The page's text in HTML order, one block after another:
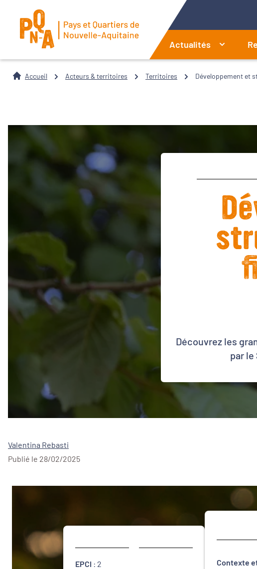
Actualités
Accueil Acteurs & territoires Territoires Développement et
Découvrez les
par
Valentina Rebasti
Publié le 28/02/2025
EPCI : 2
Contexte